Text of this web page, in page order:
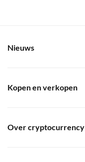
Nieuws
Kopen en verkopen
Over cryptocurrency